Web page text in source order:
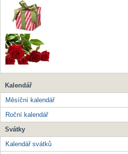
Kalendář
Měsíční kalendář
Roční kalendář
Svátky
Kalendář svátků